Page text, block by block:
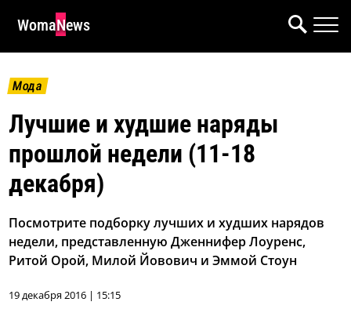
WomaNews
Мода
Лучшие и худшие наряды
прошлой недели (11-18
декабря)
Посмотрите подборку лучших и худших нарядов
недели, представленную Дженнифер Лоуренс,
Ритой Орой, Милой Йовович и Эммой Стоун
19 декабря 2016 | 15:15